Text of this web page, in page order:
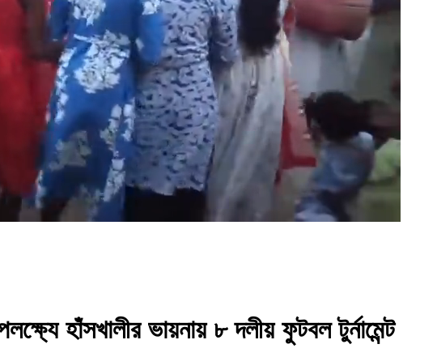
হাঁসখালীর ভায়নায় ৮ দলীয় ফুটবল টুর্নামেন্ট